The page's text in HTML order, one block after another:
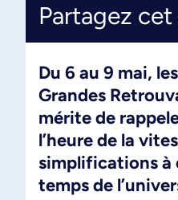
Partagez
Du 6 au 9 mai,
Grandes
mérite de
l’heure de la
simplifications à
temps de